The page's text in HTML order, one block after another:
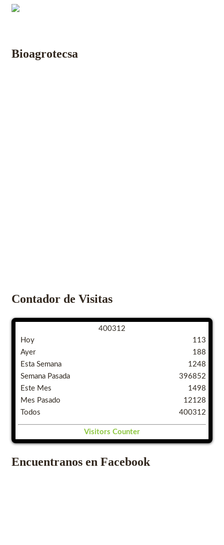
Bioagrotecsa
Contador de Visitas
400312
Hoy
Ayer
Esta Semana
Semana Pasada
Este Mes
Mes Pasado
Todos
113
188
1248
396852
1498
12128
400312
Visitors Counter
Encuentranos en Facebook